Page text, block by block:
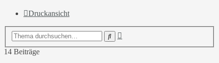
Druckansicht
Suche
14 Beiträge